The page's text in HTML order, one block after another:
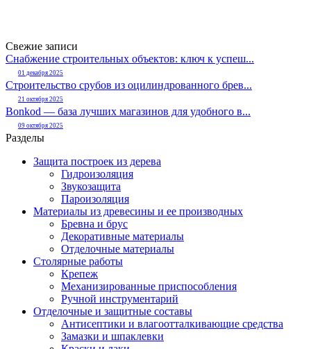
Свежие записи
Снабжение строительных объектов: ключ к успеш...
01 декабря 2025
Строительство срубов из оцилиндрованного брев...
21 октября 2025
Bonkod — база лучших магазинов для удобного в...
09 октября 2025
Разделы
Защита построек из дерева
Гидроизоляция
Звукозащита
Пароизоляция
Материалы из древесины и ее производных
Бревна и брус
Декоративные материалы
Отделочные материалы
Столярные работы
Крепеж
Механизированные приспособления
Ручной инструментарий
Отделочные и защитные составы
Антисептики и влагоотталкивающие средства
Замазки и шпаклевки